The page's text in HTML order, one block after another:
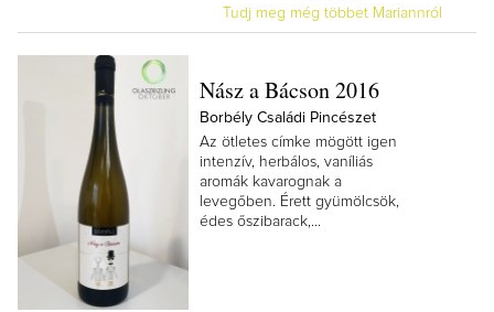
Tudj meg még többet Mariannról
Nász a Bácson 2016
Borbély Családi Pincészet
Az ötletes címke mögött igen
intenzív, herbálos, vaníliás
aromák kavarognak a
levegőben. Érett gyümölcsök,
édes őszibarack,...